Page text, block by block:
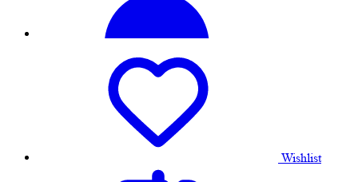
Wishlist